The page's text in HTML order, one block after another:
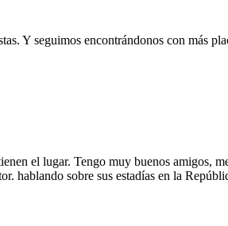
Y seguimos encontrándonos con más
el lugar. Tengo muy buenos amigos,
hablando sobre sus estadías en la